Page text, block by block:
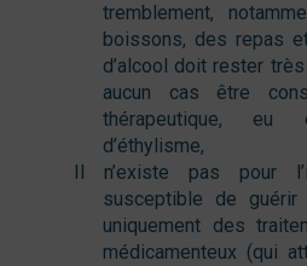
tremblement,
boissons, des repas et
d’alcool doit rester
aucun cas être
thérapeutique,
d’éthylisme,
Il n’existe pas pour
susceptible de
uniquement des
médicamenteux (qui